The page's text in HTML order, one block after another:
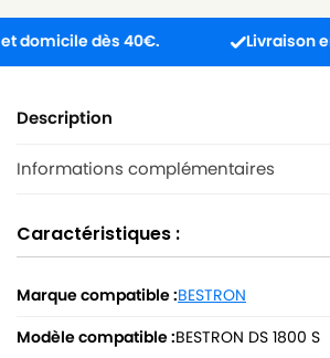
dès 40€. Livraison en
Description
Informations complémentaires
Caractéristiques :
Marque compatible :BESTRON
Modèle compatible :BESTRON DS 1800 S